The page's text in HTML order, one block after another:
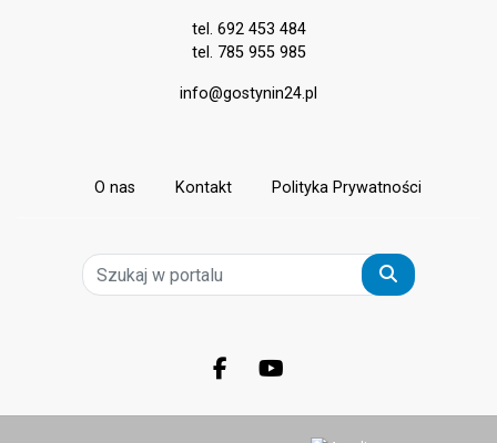
tel. 692 453 484
tel. 785 955 985
info@gostynin24.pl
O nas Kontakt Polityka Prywatności
Szukaj
Facebook.com
Youtube.com